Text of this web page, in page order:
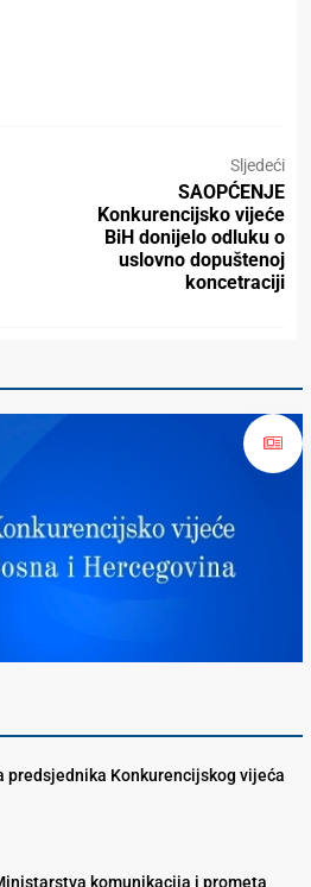
Sljedeći
SAOPĆENJE
Konkurencijsko vijeće
BiH donijelo odluku o
uslovno dopuštenoj
koncetraciji
predsjednika Konkurencijskog vijeća
komunikacija i prometa